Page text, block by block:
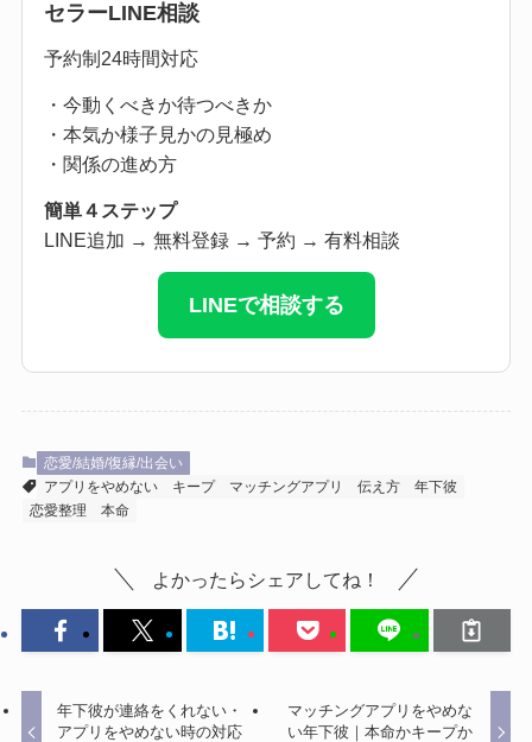
セラーLINE相談
予約制24時間対応
・今動くべきか待つべきか
・本気か様子見かの見極め
・関係の進め方
簡単４ステップ
LINE追加 → 無料登録 → 予約 → 有料相談
LINEで相談する
恋愛/結婚/復縁/出会い
アプリをやめない
キープ マッチングアプリ 伝え方
年下彼
恋愛整理
本命
よかったらシェアしてね！
年下彼が連絡をくれない・
アプリをやめない時の対応
マッチングアプリをやめな
い年下彼｜本命かキープか